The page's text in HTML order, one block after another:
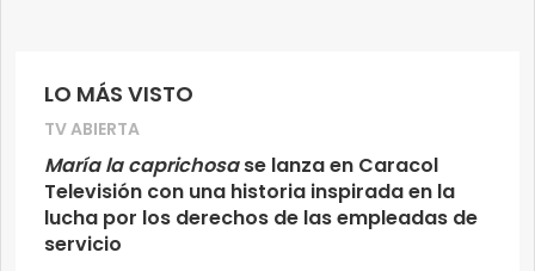
LO MÁS VISTO
TV ABIERTA
María la caprichosase lanza en Caracol
Televisión con una historia inspirada en la
lucha por los derechos de las empleadas de
servicio